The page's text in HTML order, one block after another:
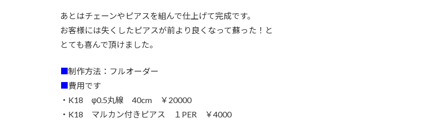
あとはチェーンやピアスを組んで仕上げて完成です。
お客様には失くしたピアスが前より良くなって蘇った！と
とても喜んで頂けました。
制作方法：フルオーダー
費用です
・K18 φ0.5丸線 40cm ￥20000
・K18 マルカン付きピアス １PER ￥4000